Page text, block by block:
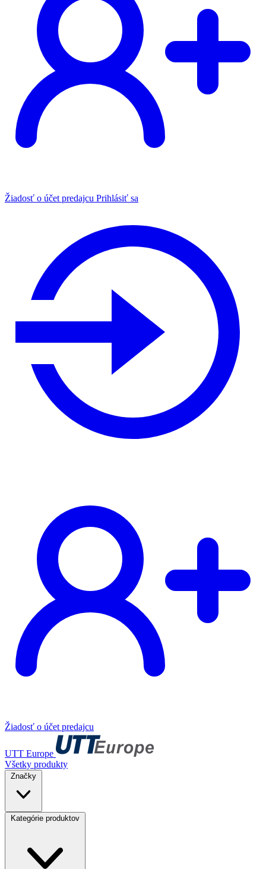
Žiadosť o účet predajcu Prihlásiť sa
Žiadosť o účet predajcu
UTT Europe
Všetky produkty
Značky
Kategórie produktov